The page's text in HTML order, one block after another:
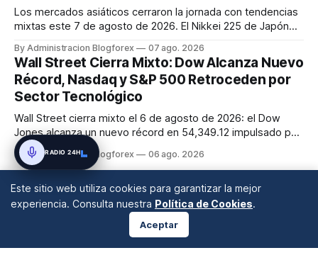
Los mercados asiáticos cerraron la jornada con tendencias
mixtas este 7 de agosto de 2026. El Nikkei 225 de Japón
gasto doméstico y recientes intervenciones cambiarias del
yen. En China, el Shanghai Composite avanzó un 0.30% a
3,912 puntos, ...
By Administracion Blogforex 07 ago. 2026
Wall Street Cierra Mixto: Dow Alcanza Nuevo
Récord, Nasdaq y S&P 500 Retroceden por
Sector Tecnológico
Wall Street cierra mixto el 6 de agosto de 2026: el Dow
Jones alcanza un nuevo récord en 54,349.12 impulsado por
sólidas ganancias, mientras que el S&P 500 y el Nasdaq
Composite retroceden un 0.2% y 0.8% respectivamente,
progreso en...
By Administracion Blogforex 06 ago. 2026
Este sitio web utiliza cookies para garantizar la mejor
experiencia. Consulta nuestra Política de Cookies.
Aceptar
RADIO 24H